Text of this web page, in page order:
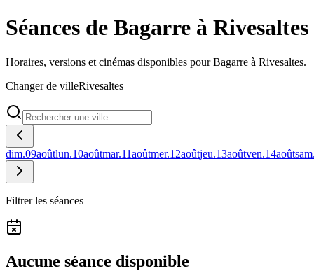
Séances de Bagarre à Rivesaltes
Horaires, versions et cinémas disponibles pour Bagarre à Rivesaltes.
Changer de villeRivesaltes
dim.09aoûtlun.10aoûtmar.11aoûtmer.12aoûtjeu.13aoûtven.14août
Filtrer les séances
Aucune séance disponible